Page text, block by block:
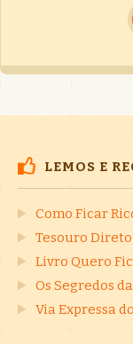
LEMOS E
Como Ficar
Tesouro
Livro Quero
Os Segredos
Via Expressa